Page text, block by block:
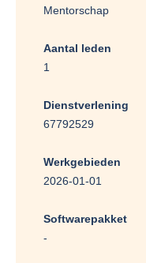
Mentorschap
Aantal leden
1
Dienstverlening
67792529
Werkgebieden
2026-01-01
Softwarepakket
-